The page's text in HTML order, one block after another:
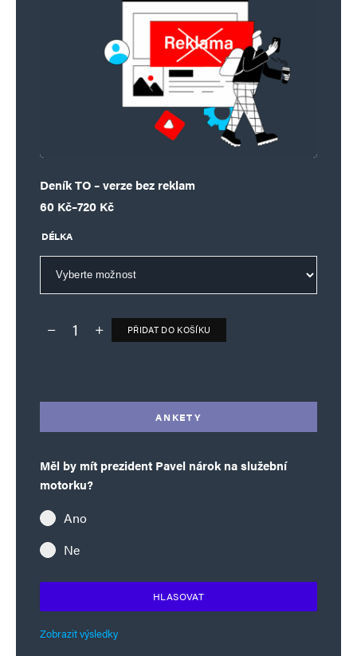
Deník TO – verze bez reklam
60 Kč–720 Kč
Rozpětí cen: 60 Kč až 720 Kč
DÉLKA
Deník TO – verze bez reklam množství
PŘIDAT DO KOŠÍKU
ANKETY
Měl by mít prezident Pavel nárok na služební
motorku?
Ano
Ne
HLASOVAT
Zobrazit výsledky